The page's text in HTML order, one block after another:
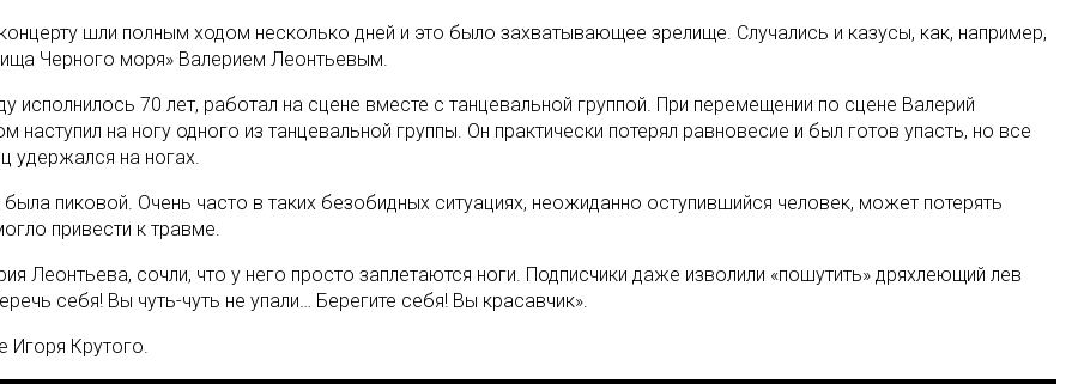
шли полным ходом несколько дней и это было захватывающее зрелище. Случались и казусы, как, например,
Черного моря» Валерием Леонтьевым.
исполнилось 70 лет, работал на сцене вместе с танцевальной группой. При перемещении по сцене Валерий
на ногу одного из танцевальной группы. Он практически потерял равновесие и был готов упасть, но все
удержался на ногах.
пиковой. Очень часто в таких безобидных ситуациях, неожиданно оступившийся человек, может потерять
привести к травме.
Леонтьева, сочли, что у него просто заплетаются ноги. Подписчики даже изволили «пошутить» дряхлеющий лев
себя! Вы чуть-чуть не упали… Берегите себя! Вы красавчик».
Игоря Крутого.